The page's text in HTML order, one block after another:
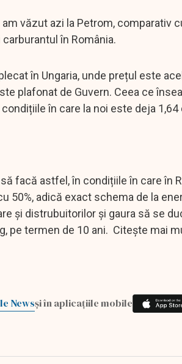
văzut azi la Petrom, comparativ
în România.
în Ungaria, unde prețul este
plafonat de Guvern. Ceea ce
în care la noi este deja 1,64
facă astfel, în condițiile în care în
50%, adică exact schema de la
și distrubuitorilor și gaura să se
pe termen de 10 ani. Citește mai
Newsși în aplicațiile mobile